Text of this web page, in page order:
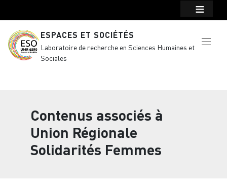
ESPACES ET SOCIÉTÉS
Laboratoire de recherche en Sciences Humaines et
Sociales
Contenus associés à
Union Régionale
Solidarités Femmes